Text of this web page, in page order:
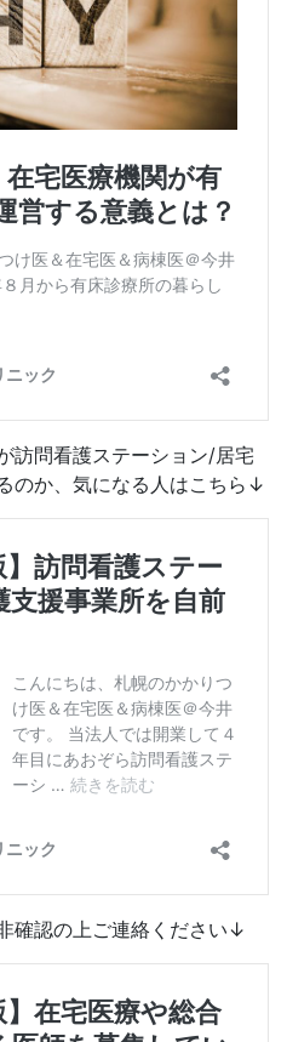
訪問看護ステーション/居宅
のか、気になる人はこちら↓
確認の上ご連絡ください↓